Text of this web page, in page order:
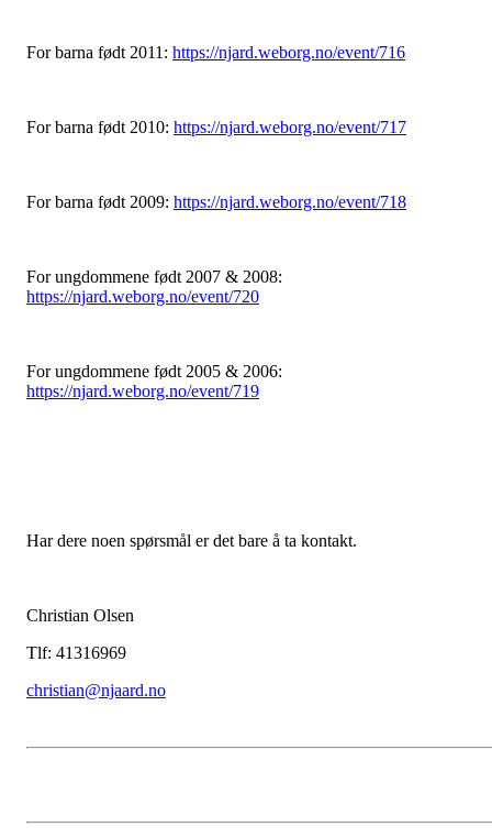
For barna født 2011: https://njard.weborg.no/event/716
For barna født 2010: https://njard.weborg.no/event/717
For barna født 2009: https://njard.weborg.no/event/718
For ungdommene født 2007 & 2008:
https://njard.weborg.no/event/720
For ungdommene født 2005 & 2006:
https://njard.weborg.no/event/719
Har dere noen spørsmål er det bare å ta kontakt.
Christian Olsen
Tlf: 41316969
christian@njaard.no